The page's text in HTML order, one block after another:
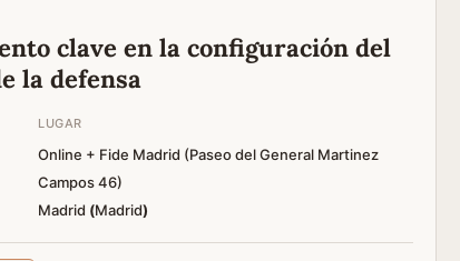
clave en la configuración del
la defensa
LUGAR
Online + Fide Madrid (Paseo del General Martinez
Campos 46)
Madrid (Madrid)